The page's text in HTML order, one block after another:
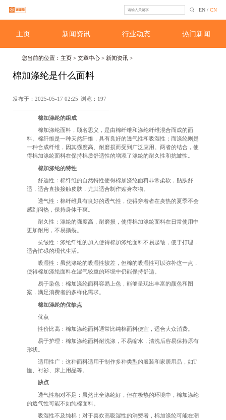
EN /CN
主页 新闻资讯 行业动态 热门新闻
您当前的位置： 主页> 文章中心> 新闻资讯>
棉加涤纶是什么面料
发布于：2025-05-17 02:25 浏览：197
棉加涤纶的组成
棉加涤纶面料，顾名思义，是由棉纤维和涤纶纤维混合而成的面
料。棉纤维是一种天然纤维，具有良好的透气性和吸湿性；而涤纶则是
一种合成纤维，因其强度高、耐磨损而受到广泛应用。两者的结合，使
得棉加涤纶面料在保持棉质舒适性的增添了涤纶的耐久性和抗皱性。
棉加涤纶的特性
舒适性：棉纤维的自然特性使得棉加涤纶面料非常柔软，贴肤舒
适，适合直接接触皮肤，尤其适合制作贴身衣物。
透气性：棉纤维具有良好的透气性，使得穿着者在炎热的夏季不会
感到闷热，保持身体干爽。
耐久性：涤纶的强度高，耐磨损，使得棉加涤纶面料在日常使用中
更加耐用，不易撕裂。
抗皱性：涤纶纤维的加入使得棉加涤纶面料不易起皱，便于打理，
适合忙碌的现代生活。
吸湿性：虽然涤纶的吸湿性较差，但棉的吸湿性可以弥补这一点，
使得棉加涤纶面料在湿气较重的环境中仍能保持舒适。
易于染色：棉加涤纶面料容易上色，能够呈现出丰富的颜色和图
案，满足消费者的多样化需求。
棉加涤纶的优缺点
优点
性价比高：棉加涤纶面料通常比纯棉面料便宜，适合大众消费。
易于护理：棉加涤纶面料耐洗涤，不易缩水，清洗后容易保持原有
形状。
适用性广：这种面料适用于制作多种类型的服装和家居用品，如T
恤、衬衫、床上用品等。
缺点
透气性相对不足：虽然比全涤纶好，但在极热的环境中，棉加涤纶
的透气性可能不如纯棉面料。
吸湿性不及纯棉：对于喜欢高吸湿性的消费者，棉加涤纶可能在潮